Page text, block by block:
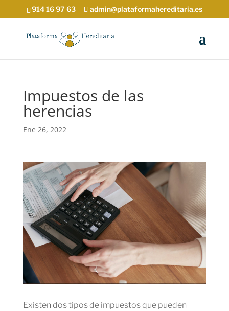
914 16 97 63 admin@plataformahereditaria.es
Impuestos de las
herencias
Ene 26, 2022
Existen dos tipos de impuestos que pueden